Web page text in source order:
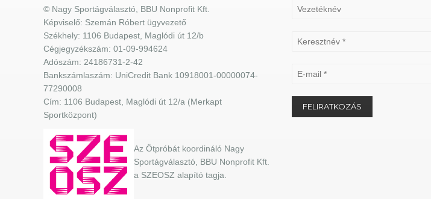
© Nagy Sportágválasztó, BBU Nonprofit Kft.
Képviselő: Szemán Róbert ügyvezető
Székhely: 1106 Budapest, Maglódi út 12/b
Cégjegyzékszám: 01-09-994624
Adószám: 24186731-2-42
Bankszámlaszám: UniCredit Bank 10918001-00000074-
77290008
Cím: 1106 Budapest, Maglódi út 12/a (Merkapt
Sportközpont)
Az Ötpróbát koordináló Nagy
Sportágválasztó, BBU Nonprofit Kft.
a SZEOSZ alapító tagja.